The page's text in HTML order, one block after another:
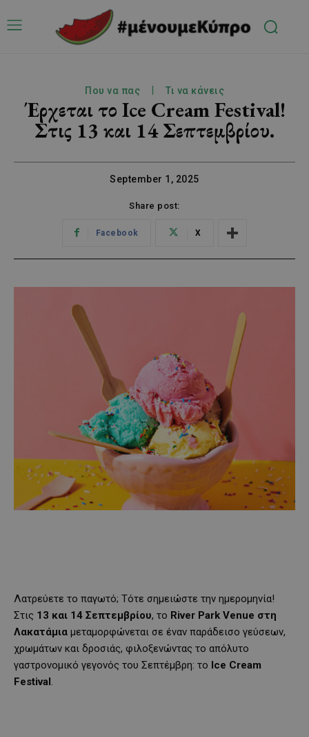
Που να πας Τι να κάνεις
Έρχεται το Ice Cream Festival!
Στις 13 και 14 Σεπτεμβρίου.
September 1, 2025
Share post:
Facebook X
Λατρεύετε το παγωτό; Τότε σημειώστε την ημερομηνία!
Στις 13 και 14 Σεπτεμβρίου, το River Park Venue στη
Λακατάμια μεταμορφώνεται σε έναν παράδεισο γεύσεων,
χρωμάτων και δροσιάς, φιλοξενώντας το απόλυτο
γαστρονομικό γεγονός του Σεπτέμβρη: το Ice Cream
Festival.